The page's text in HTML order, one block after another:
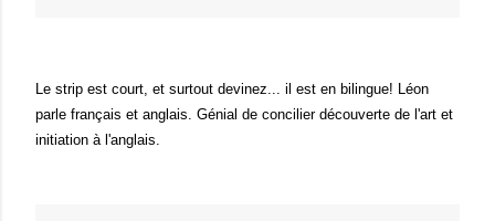
Le strip est court, et surtout devinez... il est en bilingue! Léon
parle français et anglais. Génial de concilier découverte de l'art et
initiation à l'anglais.